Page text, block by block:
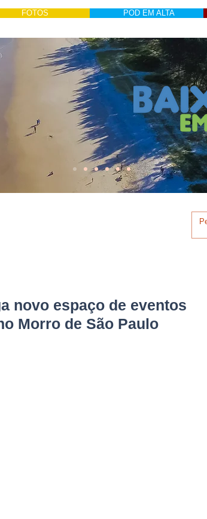
FOTOS POD EM ALTA
novo espaço de eventos
Morro de São Paulo